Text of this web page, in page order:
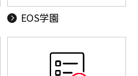
EOS学園